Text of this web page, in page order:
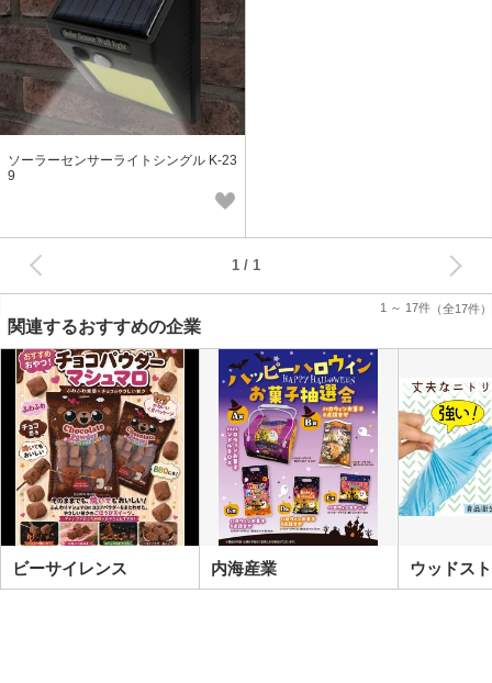
ソーラーセンサーライトシングル K-23
9
1 ～ 17件 （全17件）
1
関連するおすすめの企業
ビーサイレンス 内海産業 ウッドス